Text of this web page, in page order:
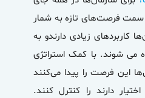
سمت فرصت‌های تازه به شمار
کاربردهای زیادی دارندو به
می شوند. با کمک استراتژی
این فرصت را پیدا می‌کنند
دارند را کنترل کنند.